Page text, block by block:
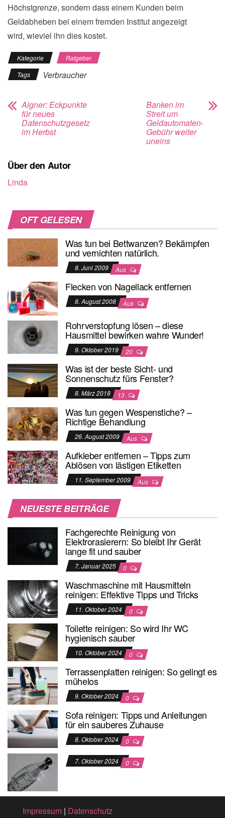
Höchstgrenze, sondern dass einem Kunden beim
Geldabheben bei einem fremden Institut angezeigt
wird, wieviel ihn dies kostet.
Kategorie
Ratgeber
Tags
Verbraucher
Aigner: Eckpunkte
für neues
Datenschutzgesetz
im Herbst
Banken im
Streit um
Geldautomaten-
Gebühr weiter
uneins
Über den Autor
Linda
OFT GELESEN
Was tun bei Bettwanzen? Bekämpfen
und vernichten natürlich.
8. Juni 2009 Aus
Flecken von Nagellack entfernen
8. August 2008 Aus
Rohrverstopfung lösen – diese
Hausmittel bewirken wahre Wunder!
9. Oktober 2019 20
Was ist der beste Sicht- und
Sonnenschutz fürs Fenster?
8. März 2018 13
Was tun gegen Wespenstiche? –
Richtige Behandlung
26. August 2009 Aus
Aufkleber entfernen – Tipps zum
Ablösen von lästigen Etiketten
11. September 2009 Aus
NEUESTE BEITRÄGE
Fachgerechte Reinigung von
Elektrorasierern: So bleibt Ihr Gerät
lange fit und sauber
7. Januar 2025 0
Waschmaschine mit Hausmitteln
reinigen: Effektive Tipps und Tricks
11. Oktober 2024 0
Toilette reinigen: So wird Ihr WC
hygienisch sauber
10. Oktober 2024 0
Terrassenplatten reinigen: So gelingt es
mühelos
9. Oktober 2024 0
Sofa reinigen: Tipps und Anleitungen
für ein sauberes Zuhause
8. Oktober 2024 0
7. Oktober 2024 0
Impressum | Datenschutz